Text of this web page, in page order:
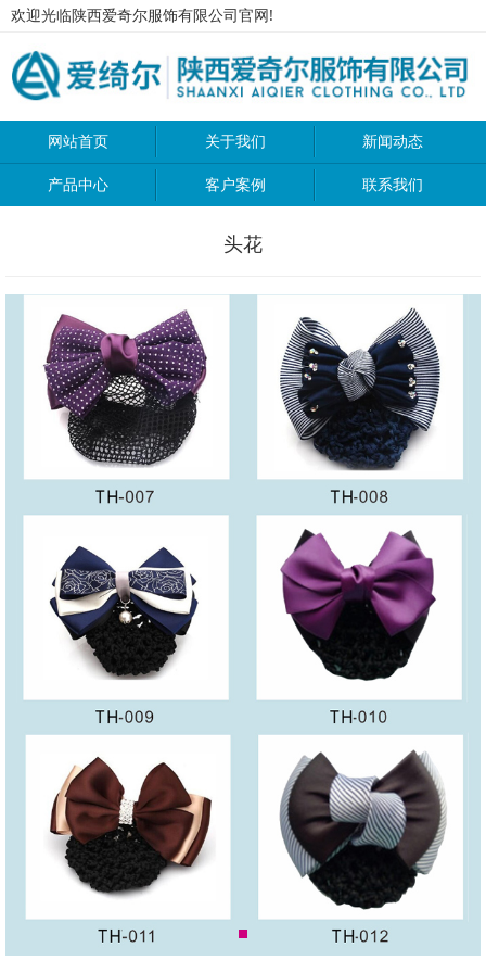
欢迎光临陕西爱奇尔服饰有限公司官网!
网站首页 关于我们 新闻动态
产品中心 客户案例 联系我们
头花